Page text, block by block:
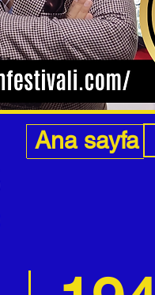
Ana sayfa